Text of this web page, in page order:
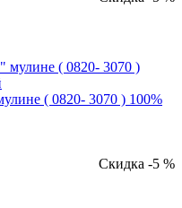
( 0820- 3070 ) 100%
Скидка -5 %